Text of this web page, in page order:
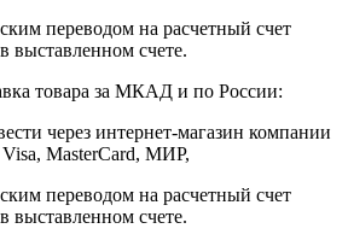
переводом на расчетный счет
выставленном счете.
товара за МКАД и по России:
через интернет-магазин компании
MasterСard, МИР,
переводом на расчетный счет
выставленном счете.